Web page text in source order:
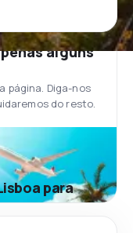
alguns
página. Diga-nos
do resto.
para